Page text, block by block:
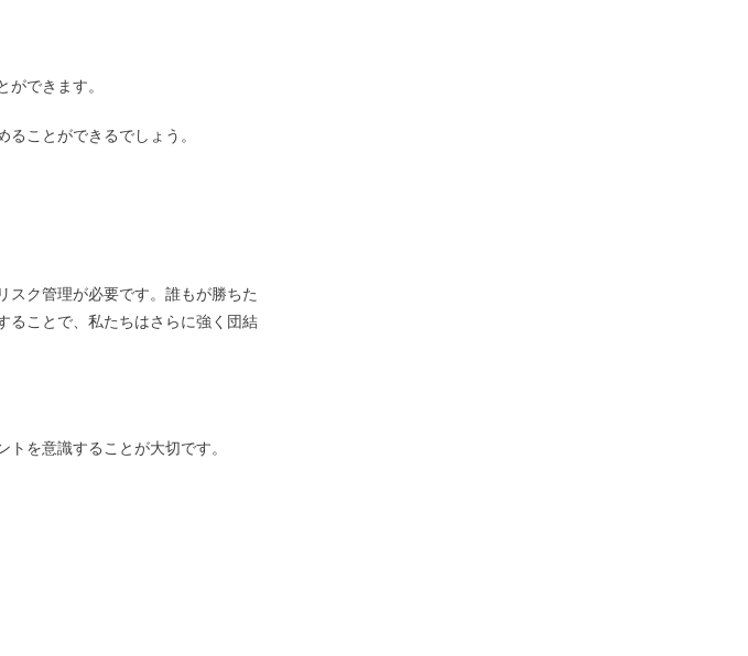
できます。
ことができるでしょう。
ク管理が必要です。誰もが勝ちた
ることで、私たちはさらに強く団結
を意識することが大切です。